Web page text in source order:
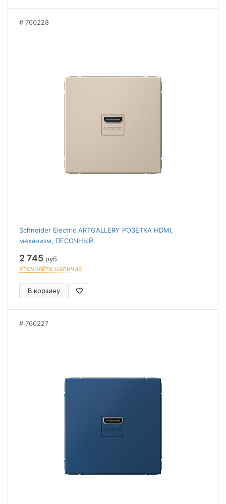
760228
Schneider Electric ARTGALLERY РОЗЕТКА HDMI,
механизм, ПЕСОЧНЫЙ
2 745 руб.
Уточняйте наличие
В корзину
760227